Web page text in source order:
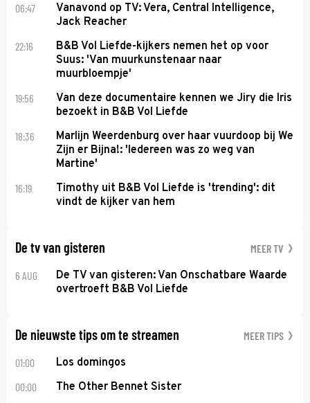
06:47
Vanavond op TV: Vera, Central Intelligence,
Jack Reacher
22:16
B&B Vol Liefde-kijkers nemen het op voor
Suus: 'Van muurkunstenaar naar
muurbloempje'
19:56
Van deze documentaire kennen we Jiry die Iris
bezoekt in B&B Vol Liefde
18:36
Marlijn Weerdenburg over haar vuurdoop bij We
Zijn er Bijna!: 'Iedereen was zo weg van
Martine'
16:19
Timothy uit B&B Vol Liefde is 'trending': dit
vindt de kijker van hem
De tv van gisteren MEER TV
6 AUG
De TV van gisteren: Van Onschatbare Waarde
overtroeft B&B Vol Liefde
De nieuwste tips om te streamen MEER TIPS
01:00 Los domingos
00:00 The Other Bennet Sister